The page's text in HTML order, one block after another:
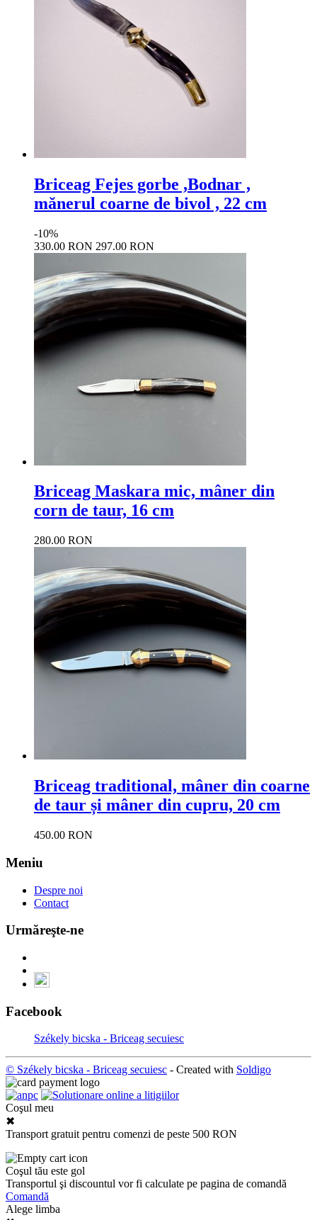
Briceag Fejes gorbe ,Bodnar ,
mănerul coarne de bivol , 22 cm
-10%
330.00 RON 297.00 RON
Briceag Maskara mic, mâner din
corn de taur, 16 cm
280.00 RON
Briceag traditional, mâner din coarne
de taur și mâner din cupru, 20 cm
450.00 RON
Meniu
Despre noi
Contact
Urmăreşte-ne
Facebook
Székely bicska - Briceag secuiesc
© Székely bicska - Briceag secuiesc - Created with Soldigo
Coşul meu
✖
Transport gratuit pentru comenzi de peste 500 RON
Coşul tău este gol
Transportul şi discountul vor fi calculate pe pagina de comandă
Comandă
Alege limba